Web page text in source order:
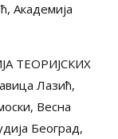
Академија
ТЕОРИЈСКИХ
Лазић,
Весна
Београд,